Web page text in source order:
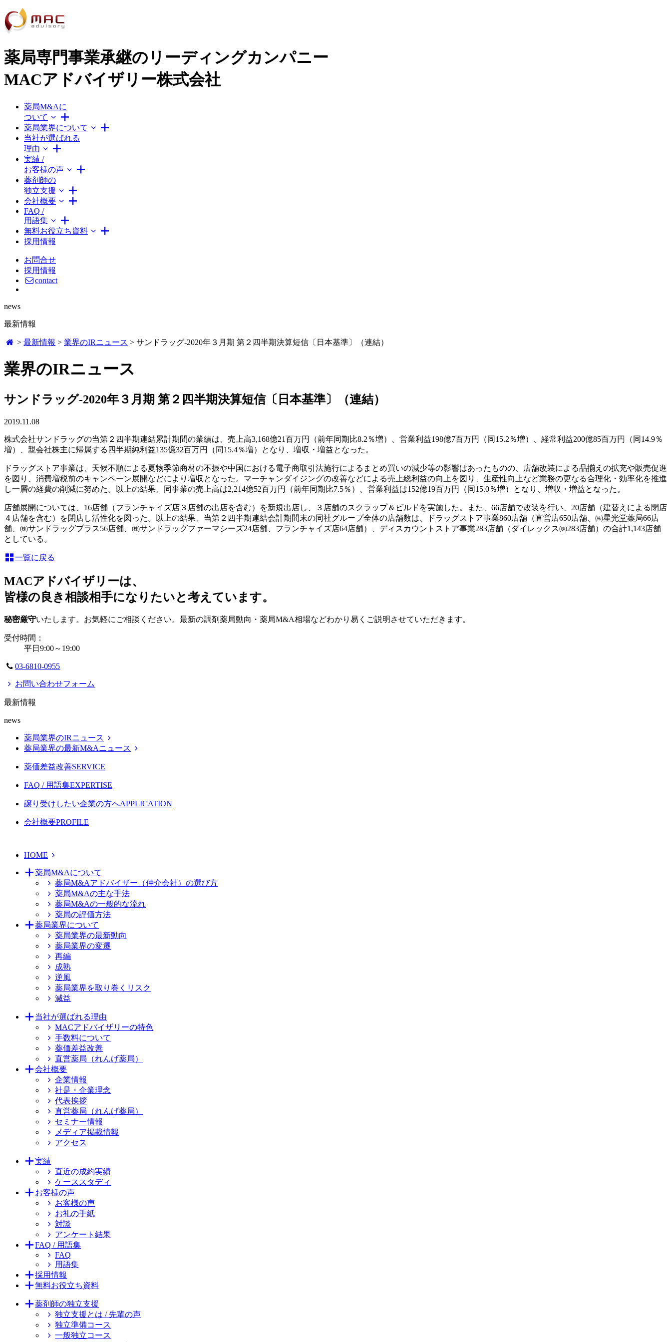
薬局専門事業承継のリーディングカンパニー
MACアドバイザリー株式会社
薬局M&Aに
ついて
薬局業界について
当社が選ばれる
理由
実績 /
お客様の声
薬剤師の
独立支援
会社概要
FAQ /
用語集
無料お役立ち資料
採用情報
お問合せ
採用情報
contact
news
最新情報
>最新情報 >業界のIRニュース >サンドラッグ-2020年３月期 第２四半期決算短信〔日本基準〕（連結）
業界のIRニュース
サンドラッグ-2020年３月期 第２四半期決算短信〔日本基準〕（連結）
2019.11.08
株式会社サンドラッグの当第２四半期連結累計期間の業績は、売上高3,168億21百万円（前年同期比8.2％増）、営業利益198億7百万円（同15.2％増）、経常利益200億85百万円（同14.9％
増）、親会社株主に帰属する四半期純利益135億32百万円（同15.4％増）となり、増収・増益となった。
ドラッグストア事業は、天候不順による夏物季節商材の不振や中国における電子商取引法施行によるまとめ買いの減少等の影響はあったものの、店舗改装による品揃えの拡充や販売促進
を図り、消費増税前のキャンペーン展開などにより増収となった。マーチャンダイジングの改善などによる売上総利益の向上を図り、生産性向上など業務の更なる合理化・効率化を推進
し一層の経費の削減に努めた。以上の結果、同事業の売上高は2,214億52百万円（前年同期比7.5％）、営業利益は152億19百万円（同15.0％増）となり、増収・増益となった。
店舗展開については、16店舗（フランチャイズ店３店舗の出店を含む）を新規出店し、３店舗のスクラップ＆ビルドを実施した。また、66店舗で改装を行い、20店舗（建替えによる閉店
４店舗を含む）を閉店し活性化を図った。以上の結果、当第２四半期連結会計期間末の同社グループ全体の店舗数は、ドラッグストア事業860店舗（直営店650店舗、㈱星光堂薬局66店
舗、㈱サンドラッグプラス56店舗、㈱サンドラッグファーマシーズ24店舗、フランチャイズ店64店舗）、ディスカウントストア事業283店舗（ダイレックス㈱283店舗）の合計1,143店舗
としている。
一覧に戻る
MACアドバイザリーは、
皆様の良き相談相手になりたいと考えています。
秘密厳守いたします。お気軽にご相談ください。最新の調剤薬局動向・薬局M&A相場などわかり易くご説明させていただきます。
受付時間：
平日9:00～19:00
03-6810-0955
お問い合わせフォーム
最新情報
news
薬局業界のIRニュース
薬局業界の最新M&Aニュース
薬価差益改善SERVICE
FAQ / 用語集EXPERTISE
譲り受けしたい企業の方へAPPLICATION
会社概要PROFILE
HOME
薬局M&Aについて
薬局M&Aアドバイザー（仲介会社）の選び方
薬局M&Aの主な手法
薬局M&Aの一般的な流れ
薬局の評価方法
薬局業界について
薬局業界の最新動向
薬局業界の変遷
再編
成熟
逆風
薬局業界を取り巻くリスク
減益
当社が選ばれる理由
MACアドバイザリーの特色
手数料について
薬価差益改善
直営薬局（れんげ薬局）
会社概要
企業情報
社是・企業理念
代表挨拶
直営薬局（れんげ薬局）
セミナー情報
メディア掲載情報
アクセス
実績
直近の成約実績
ケーススタディ
お客様の声
お客様の声
お礼の手紙
対談
アンケート結果
FAQ / 用語集
FAQ
用語集
採用情報
無料お役立ち資料
薬剤師の独立支援
独立支援とは / 先輩の声
独立準備コース
一般独立コース